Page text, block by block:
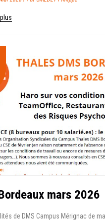
mars 2026
de DMS Campus Mérignac de